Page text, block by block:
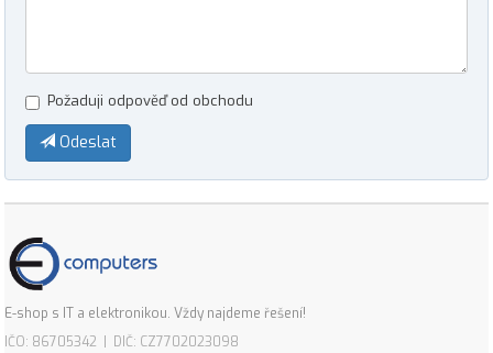
Požaduji odpověď od obchodu
Odeslat
E-shop s IT a elektronikou. Vždy najdeme řešení!
IČO: 86705342 | DIČ: CZ7702023098